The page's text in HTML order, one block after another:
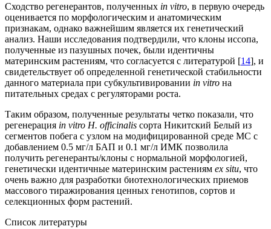
Сходство регенерантов, полученных in vitro, в первую очередь
оценивается по морфологическим и анатомическим
признакам, однако важнейшим является их генетический
анализ. Наши исследования подтвердили, что клоны иссопа,
полученные из пазушных почек, были идентичны
материнским растениям, что согласуется с литературой [14], и
свидетельствует об определенной генетической стабильности
данного материала при субкультивировании in vitro на
питательных средах c регуляторами роста.
Таким образом, полученные результаты четко показали, что
регенерация in vitro H. officinalis сорта Никитский Белый из
cегментов побега с узлом на модифицированной среде MС с
добавлением 0.5 мг/л БАП и 0.1 мг/л ИМК позволила
получить регенеранты/клоны с нормальной морфологией,
генетически идентичные материнским растениям ex situ, что
очень важно для разработки биотехнологических приемов
массового тиражирования ценных генотипов, сортов и
селекционных форм растений.
Список литературы